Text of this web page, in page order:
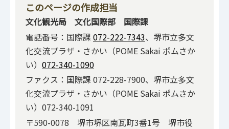
このページの作成担当
文化観光局 文化国際部 国際課
電話番号：国際課 072-222-7343、堺市立多文
化交流プラザ・さかい（POME Sakai ポムさか
い） 072-340-1090
ファクス：国際課 072-228-7900、堺市立多文
化交流プラザ・さかい（POME Sakai ポムさか
い）072-340-1091
〒590-0078 堺市堺区南瓦町3番1号 堺市役